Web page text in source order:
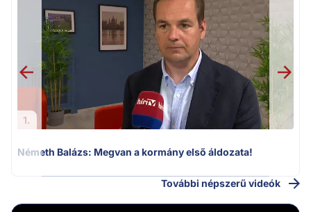
1.
Németh Balázs: Megvan a kormány első áldozata!
További népszerű videók